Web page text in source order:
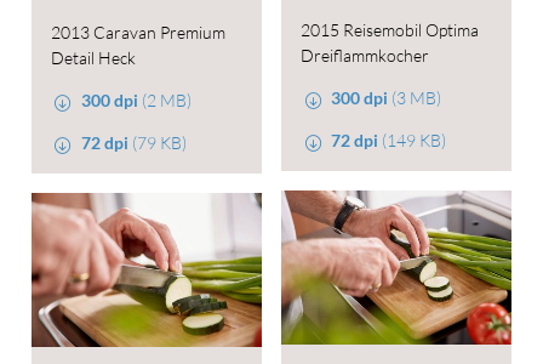
2013 Caravan Premium
Detail Heck
300 dpi (2 MB)
72 dpi (79 KB)
2015 Reisemobil Optima
Dreiflammkocher
300 dpi (3 MB)
72 dpi (149 KB)